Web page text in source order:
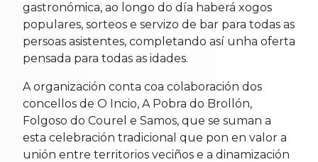
gastronómica, ao longo do día haberá xogos
populares, sorteos e servizo de bar para todas as
persoas asistentes, completando así unha oferta
pensada para todas as idades.
A organización conta coa colaboración dos
concellos de O Incio, A Pobra do Brollón,
Folgoso do Courel e Samos, que se suman a
esta celebración tradicional que pon en valor a
unión entre territorios veciños e a dinamización